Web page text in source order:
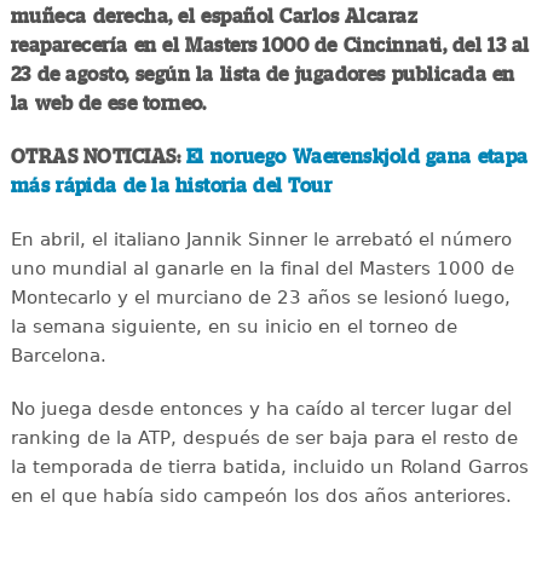
muñeca derecha, el español Carlos Alcaraz
reaparecería en el Masters 1000 de Cincinnati, del 13 al
23 de agosto, según la lista de jugadores publicada en
la web de ese torneo.
OTRAS NOTICIAS: El noruego Waerenskjold gana etapa
más rápida de la historia del Tour
En abril, el italiano Jannik Sinner le arrebató el número
uno mundial al ganarle en la final del Masters 1000 de
Montecarlo y el murciano de 23 años se lesionó luego,
la semana siguiente, en su inicio en el torneo de
Barcelona.
No juega desde entonces y ha caído al tercer lugar del
ranking de la ATP, después de ser baja para el resto de
la temporada de tierra batida, incluido un Roland Garros
en el que había sido campeón los dos años anteriores.